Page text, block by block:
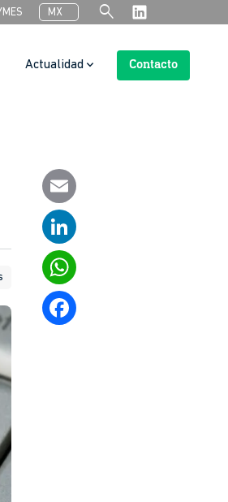
MX search
Actualidad Contacto
Email
LinkedIn
WhatsApp